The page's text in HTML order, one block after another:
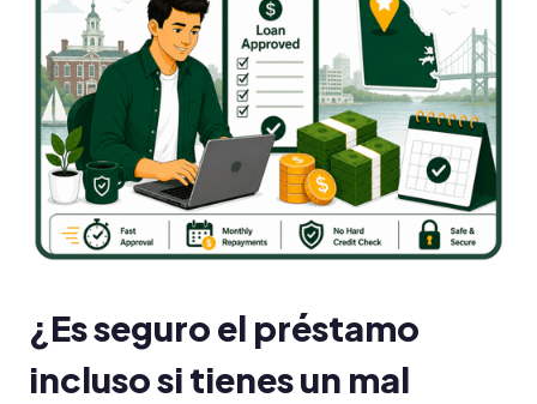
¿Es seguro el préstamo
incluso si tienes un mal